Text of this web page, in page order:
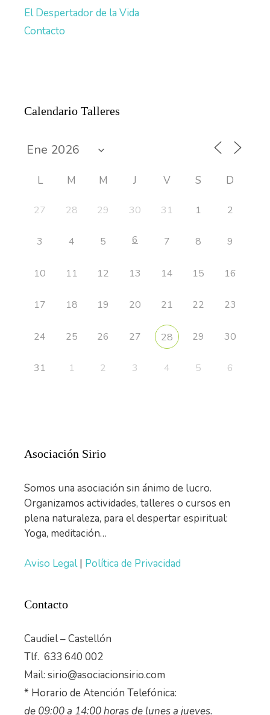
El Despertador de la Vida
Contacto
Calendario Talleres
L M M J V S D
27 28 29 30 31 1 2
3 4 5 6 7 8 9
10 11 12 13 14 15 16
17 18 19 20 21 22 23
24 25 26 27 28 29 30
31 1 2 3 4 5 6
Asociación Sirio
Somos una asociación sin ánimo de lucro.
Organizamos actividades, talleres o cursos en
plena naturaleza, para el despertar espiritual:
Yoga, meditación…
Aviso Legal| Política de Privacidad
Contacto
Caudiel – Castellón
Tlf. 633 640 002
Mail: sirio@asociacionsirio.com
* Horario de Atención Telefónica:
de 09:00 a 14:00 horas de lunes a jueves.